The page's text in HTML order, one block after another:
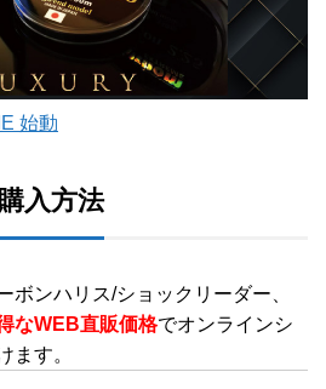
始動
入方法
ボンハリス/ショックリーダー、
なWEB直販価格でオンラインシ
ます。